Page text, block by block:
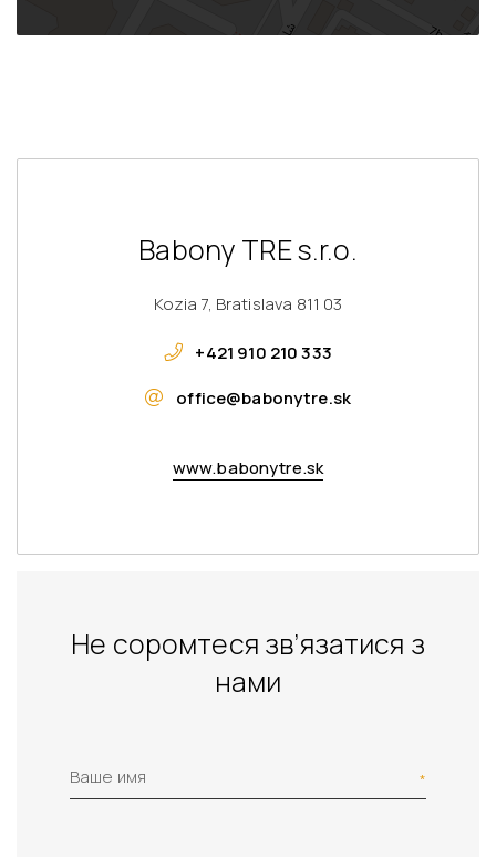
Babony TRE s.r.o.
Kozia 7, Bratislava 811 03
+421 910 210 333
office@babonytre.sk
www.babonytre.sk
Не соромтеся зв’язатися з
нами
Ваше имя